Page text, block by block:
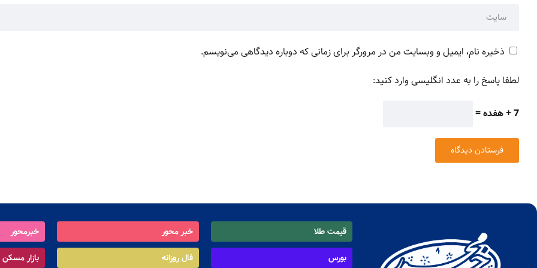
ذخیره نام، ایمیل و وبسایت من در مرورگر برای زمانی که دوباره دیدگاهی می‌نویسم.
لطفا پاسخ را به عدد انگلیسی وارد کنید:
7 + هفده =
قیمت طلا خبر محور خبرمحور
بورس
فال روزانه بازار مسکن